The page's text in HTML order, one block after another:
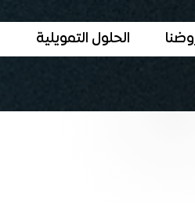
الحلول التمويلية